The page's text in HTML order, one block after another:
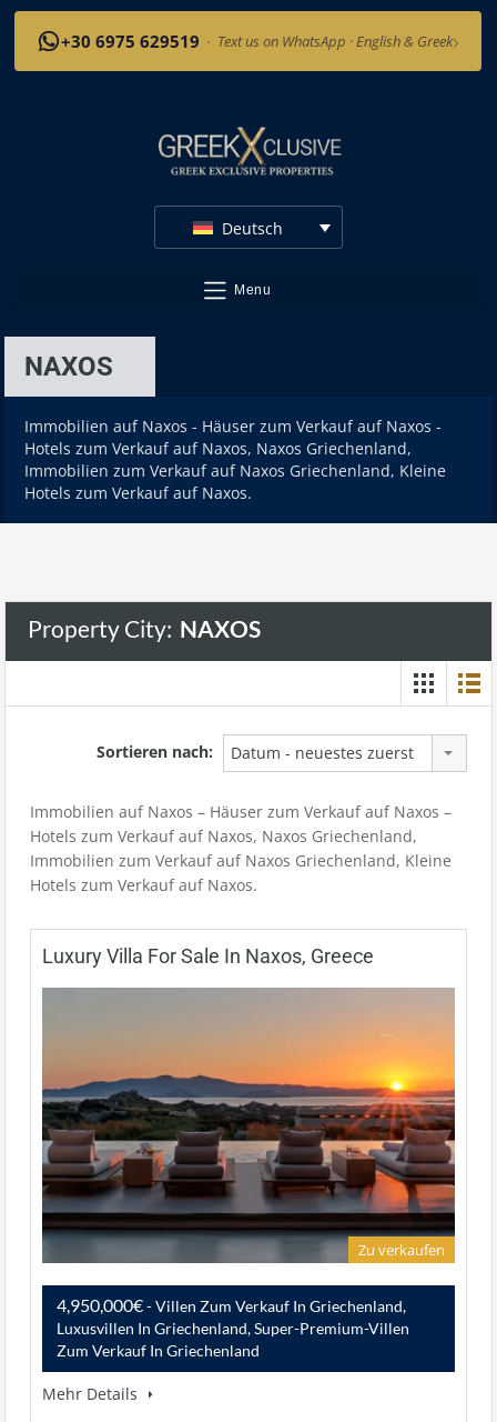
+30 6975 629519 · Text us on WhatsApp · English & Greek›
Deutsch
Menu
NAXOS
Immobilien auf Naxos - Häuser zum Verkauf auf Naxos -
Hotels zum Verkauf auf Naxos, Naxos Griechenland,
Immobilien zum Verkauf auf Naxos Griechenland, Kleine
Hotels zum Verkauf auf Naxos.
Property City: NAXOS
Sortieren nach: Datum - neuestes zuerst
Immobilien auf Naxos – Häuser zum Verkauf auf Naxos –
Hotels zum Verkauf auf Naxos, Naxos Griechenland,
Immobilien zum Verkauf auf Naxos Griechenland, Kleine
Hotels zum Verkauf auf Naxos.
Luxury Villa For Sale In Naxos, Greece
Zu verkaufen
4,950,000€- Villen Zum Verkauf In Griechenland,
Luxusvillen In Griechenland, Super-Premium-Villen
Zum Verkauf In Griechenland
Mehr Details